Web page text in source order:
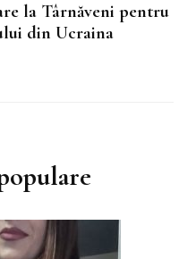
la Târnăveni pentru
din Ucraina